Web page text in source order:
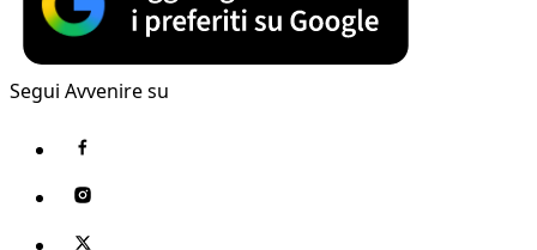
Segui Avvenire su